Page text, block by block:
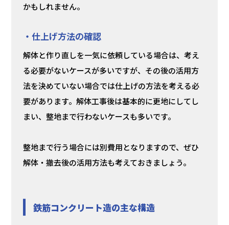
かもしれません。
・仕上げ方法の確認
解体と作り直しを一気に依頼している場合は、考え
る必要がないケースが多いですが、その後の活用方
法を決めていない場合では仕上げの方法を考える必
要があります。解体工事後は基本的に更地にしてし
まい、整地まで行わないケースも多いです。
整地まで行う場合には別費用となりますので、ぜひ
解体・撤去後の活用方法も考えておきましょう。
鉄筋コンクリート造の主な構造